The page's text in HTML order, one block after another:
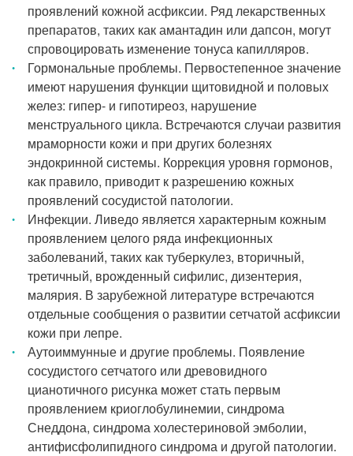
проявлений кожной асфиксии. Ряд лекарственных
препаратов, таких как амантадин или дапсон, могут
спровоцировать изменение тонуса капилляров.
Гормональные проблемы. Первостепенное значение
имеют нарушения функции щитовидной и половых
желез: гипер- и гипотиреоз, нарушение
менструального цикла. Встречаются случаи развития
мраморности кожи и при других болезнях
эндокринной системы. Коррекция уровня гормонов,
как правило, приводит к разрешению кожных
проявлений сосудистой патологии.
Инфекции. Ливедо является характерным кожным
проявлением целого ряда инфекционных
заболеваний, таких как туберкулез, вторичный,
третичный, врожденный сифилис, дизентерия,
малярия. В зарубежной литературе встречаются
отдельные сообщения о развитии сетчатой асфиксии
кожи при лепре.
Аутоиммунные и другие проблемы. Появление
сосудистого сетчатого или древовидного
цианотичного рисунка может стать первым
проявлением криоглобулинемии, синдрома
Снеддона, синдрома холестериновой эмболии,
антифисфолипидного синдрома и другой патологии.